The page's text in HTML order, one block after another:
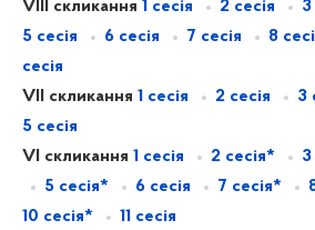
VIII скликання 1 сесія 2 сесія 3
5 сесія
6 сесія 7 сесія 8
сесія
VII скликання 1 сесія 2 сесія 3
5 сесія
VI скликання 1 сесія 2 сесія* 3
5 сесія*
6 сесія 7 сесія*
10 сесія*
11 сесія